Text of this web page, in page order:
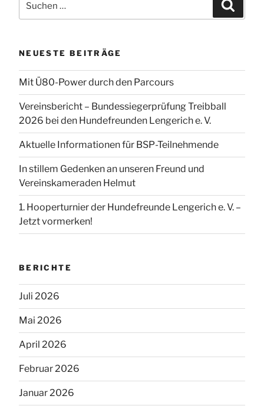
nach:
NEUESTE BEITRÄGE
Mit Ü80-Power durch den Parcours
Vereinsbericht – Bundessiegerprüfung Treibball
2026 bei den Hundefreunden Lengerich e. V.
Aktuelle Informationen für BSP-Teilnehmende
In stillem Gedenken an unseren Freund und
Vereinskameraden Helmut
1. Hooperturnier der Hundefreunde Lengerich e. V. –
Jetzt vormerken!
BERICHTE
Juli 2026
Mai 2026
April 2026
Februar 2026
Januar 2026